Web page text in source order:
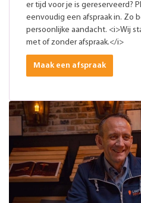
er tijd voor je is gereserveerd?
eenvoudig een afspraak in. Zo
persoonlijke aandacht. <i>Wij
met of zonder afspraak.</i>
Maak een afspraak